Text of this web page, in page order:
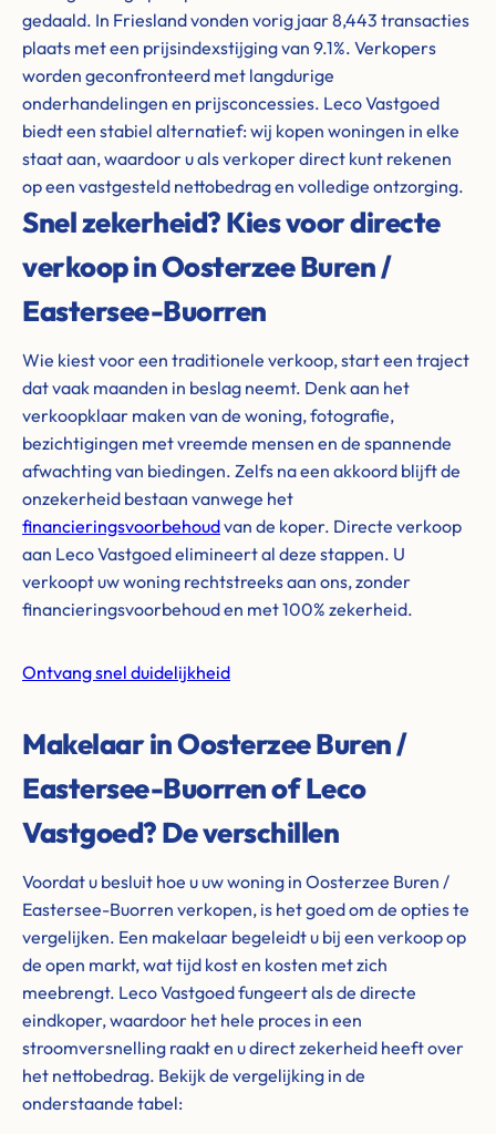
gedaald. In Friesland vonden vorig jaar 8,443 transacties
plaats met een prijsindexstijging van 9.1%. Verkopers
worden geconfronteerd met langdurige
onderhandelingen en prijsconcessies. Leco Vastgoed
biedt een stabiel alternatief: wij kopen woningen in elke
staat aan, waardoor u als verkoper direct kunt rekenen
op een vastgesteld nettobedrag en volledige ontzorging.
Snel zekerheid? Kies voor directe
verkoop in Oosterzee Buren /
Eastersee-Buorren
Wie kiest voor een traditionele verkoop, start een traject
dat vaak maanden in beslag neemt. Denk aan het
verkoopklaar maken van de woning, fotografie,
bezichtigingen met vreemde mensen en de spannende
afwachting van biedingen. Zelfs na een akkoord blijft de
onzekerheid bestaan vanwege het
financieringsvoorbehoudvan de koper. Directe verkoop
aan Leco Vastgoed elimineert al deze stappen. U
verkoopt uw woning rechtstreeks aan ons, zonder
financieringsvoorbehoud en met 100% zekerheid.
Ontvang snel duidelijkheid
Makelaar in Oosterzee Buren /
Eastersee-Buorren of Leco
Vastgoed? De verschillen
Voordat u besluit hoe u uw woning in Oosterzee Buren /
Eastersee-Buorren verkopen, is het goed om de opties te
vergelijken. Een makelaar begeleidt u bij een verkoop op
de open markt, wat tijd kost en kosten met zich
meebrengt. Leco Vastgoed fungeert als de directe
eindkoper, waardoor het hele proces in een
stroomversnelling raakt en u direct zekerheid heeft over
het nettobedrag. Bekijk de vergelijking in de
onderstaande tabel: